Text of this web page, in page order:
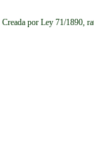
Creada por Ley 71/1890,